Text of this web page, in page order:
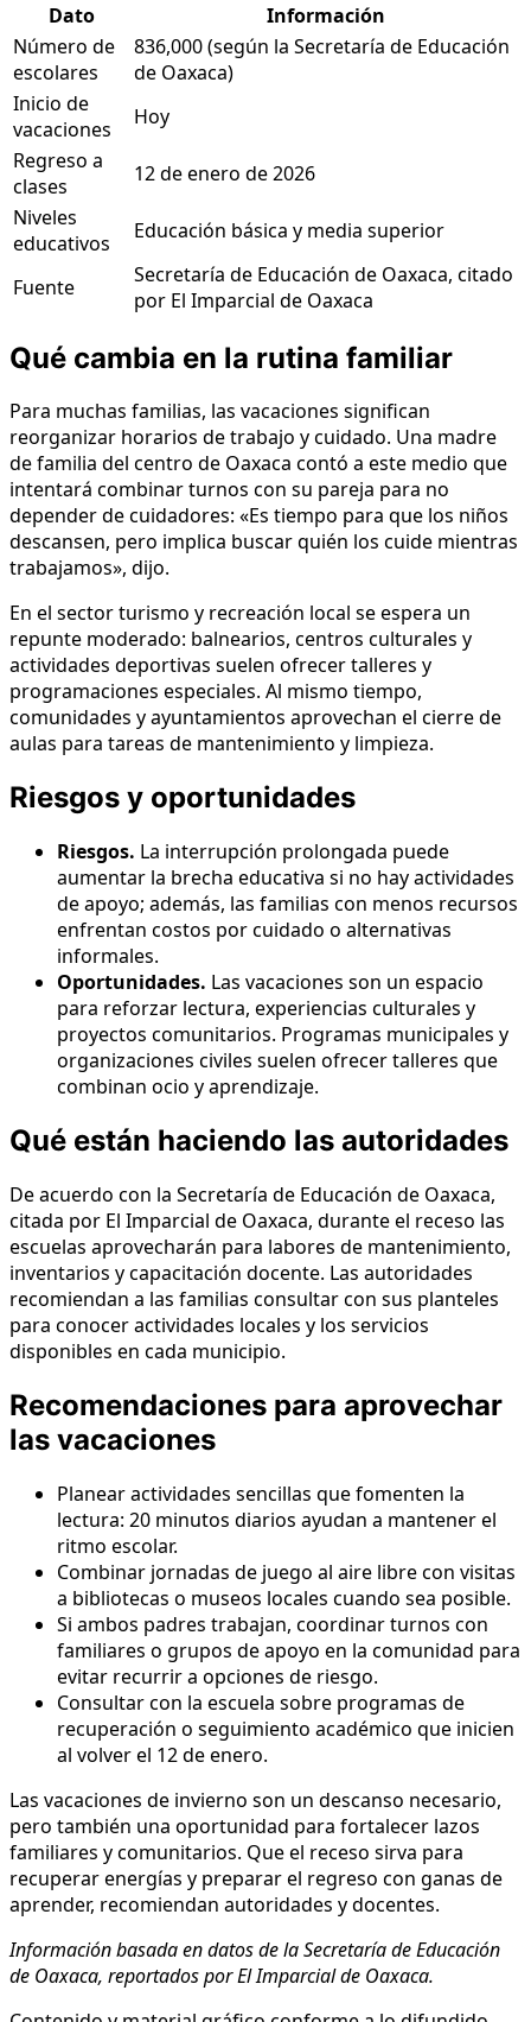
Dato
Información
Número de
escolares
836,000 (según la Secretaría de Educación
de Oaxaca)
Inicio de
vacaciones
Hoy
Regreso a
clases
12 de enero de 2026
Niveles
educativos
Educación básica y media superior
Fuente
Secretaría de Educación de Oaxaca, citado
por El Imparcial de Oaxaca
Qué cambia en la rutina familiar
Para muchas familias, las vacaciones significan
reorganizar horarios de trabajo y cuidado. Una madre
de familia del centro de Oaxaca contó a este medio que
intentará combinar turnos con su pareja para no
depender de cuidadores: «Es tiempo para que los niños
descansen, pero implica buscar quién los cuide mientras
trabajamos», dijo.
En el sector turismo y recreación local se espera un
repunte moderado: balnearios, centros culturales y
actividades deportivas suelen ofrecer talleres y
programaciones especiales. Al mismo tiempo,
comunidades y ayuntamientos aprovechan el cierre de
aulas para tareas de mantenimiento y limpieza.
Riesgos y oportunidades
Riesgos. La interrupción prolongada puede
aumentar la brecha educativa si no hay actividades
de apoyo; además, las familias con menos recursos
enfrentan costos por cuidado o alternativas
informales.
Oportunidades. Las vacaciones son un espacio
para reforzar lectura, experiencias culturales y
proyectos comunitarios. Programas municipales y
organizaciones civiles suelen ofrecer talleres que
combinan ocio y aprendizaje.
Qué están haciendo las autoridades
De acuerdo con la Secretaría de Educación de Oaxaca,
citada por El Imparcial de Oaxaca, durante el receso las
escuelas aprovecharán para labores de mantenimiento,
inventarios y capacitación docente. Las autoridades
recomiendan a las familias consultar con sus planteles
para conocer actividades locales y los servicios
disponibles en cada municipio.
Recomendaciones para aprovechar
las vacaciones
Planear actividades sencillas que fomenten la
lectura: 20 minutos diarios ayudan a mantener el
ritmo escolar.
Combinar jornadas de juego al aire libre con visitas
a bibliotecas o museos locales cuando sea posible.
Si ambos padres trabajan, coordinar turnos con
familiares o grupos de apoyo en la comunidad para
evitar recurrir a opciones de riesgo.
Consultar con la escuela sobre programas de
recuperación o seguimiento académico que inicien
al volver el 12 de enero.
Las vacaciones de invierno son un descanso necesario,
pero también una oportunidad para fortalecer lazos
familiares y comunitarios. Que el receso sirva para
recuperar energías y preparar el regreso con ganas de
aprender, recomiendan autoridades y docentes.
Información basada en datos de la Secretaría de Educación
de Oaxaca, reportados por El Imparcial de Oaxaca.